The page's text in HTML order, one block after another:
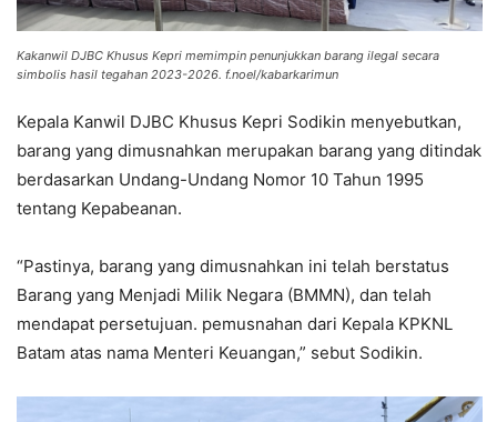
Kakanwil DJBC Khusus Kepri memimpin penunjukkan barang ilegal secara
simbolis hasil tegahan 2023-2026. f.noel/kabarkarimun
Kepala Kanwil DJBC Khusus Kepri Sodikin menyebutkan,
barang yang dimusnahkan merupakan barang yang ditindak
berdasarkan Undang-Undang Nomor 10 Tahun 1995
tentang Kepabeanan.
“Pastinya, barang yang dimusnahkan ini telah berstatus
Barang yang Menjadi Milik Negara (BMMN), dan telah
mendapat persetujuan. pemusnahan dari Kepala KPKNL
Batam atas nama Menteri Keuangan,” sebut Sodikin.